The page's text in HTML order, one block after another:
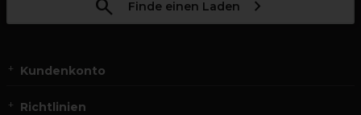
Finde einen Laden
Kundenkonto
Richtlinien